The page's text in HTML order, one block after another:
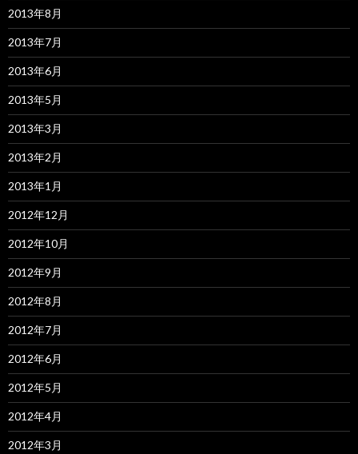
2013年8月
2013年7月
2013年6月
2013年5月
2013年3月
2013年2月
2013年1月
2012年12月
2012年10月
2012年9月
2012年8月
2012年7月
2012年6月
2012年5月
2012年4月
2012年3月